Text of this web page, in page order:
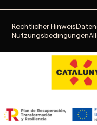
Rechtlicher Hinweis
Nutzungsbedingungen